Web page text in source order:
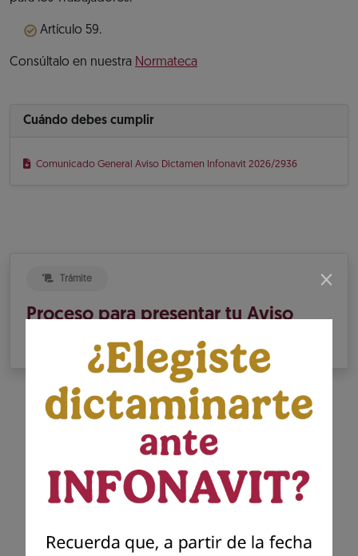
×
Artículo 59.
Consúltalo en nuestra Normateca
Cuándo debes cumplir
Comunicado General Aviso Dictamen Infonavit 2026/2936
Trámite
Proceso para presentar tu Aviso
de Dictamen INFONAVIT
Presenta tu dictamen
Infonavit
Presenta el dictamen generado por el
contador público autorizado para dar
presentación del aviso para dictaminar el